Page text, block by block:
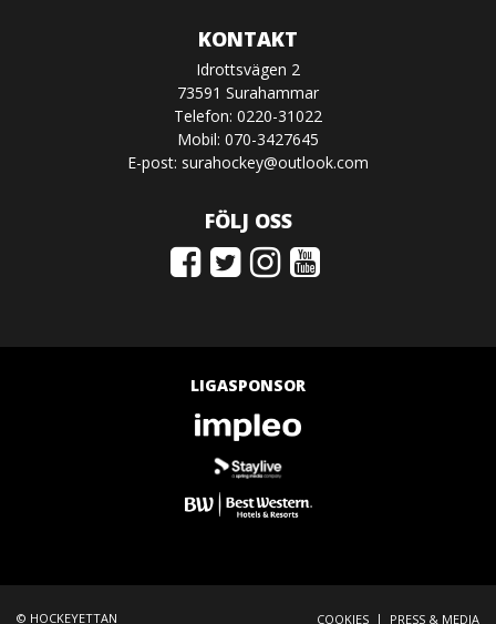
KONTAKT
Idrottsvägen 2
73591 Surahammar
Telefon: 0220-31022
Mobil: 070-3427645
E-post: surahockey@outlook.com
FÖLJ OSS
LIGASPONSOR
© HOCKEYETTAN COOKIES | PRESS & MEDIA